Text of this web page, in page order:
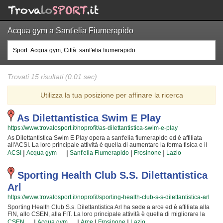
Acqua gym a Sant'elia Fiumerapido
Trovati 15 risultati (0.01 sec)
Utilizza la tua posizione per affinare la ricerca
As Dilettantistica Swim E Play
https://www.trovalosport.it/noprofit/as-dilettantistica-swim-e-play
As Dilettantistica Swim E Play opera a sant'elia fiumerapido ed è affiliata
all'ACSI. La loro principale attività è quella di aumentare la forma fisica e il
benessere delle persone organizzando corsi sul territorio (anche per
bambini e ragazzi). Le loro attività sono utili a sviluppare le capacità motorie
e fisiche ed a sono utili a il proprio aspetto fisico per conquistare una
maggior sicurezza individuale operando anche sulla propria autostima. I loro
docenti sono i più bravi della zona e si formano costantemente partecipando
alle lezioni {text_aff3} per assicurare la massima serenità e professionalità ai
loro iscritti. Il risultato e il divertimento che nascono facendo acqua gym
rendono questa attività davvero speciale, per cui, una volta che sarete partiti,
non potrete più farne a meno! Provateci!!! As Dilettantistica Swim E Play è
una grande comunità in cui potrai trovare un ambiente amichevole e sereno.
Se vuoi iscriverti o semplicemente informarti sui loro corsi puoi venire in sede
ACSI | Acqua gym | Sant'elia Fiumerapido | Frosinone | Lazio
Sporting Health Club S.s. Dilettantistica
Arl
https://www.trovalosport.it/noprofit/sporting-health-club-s-s-dilettantistica-arl
Sporting Health Club S.s. Dilettantistica Arl ha sede a arce ed è affiliata alla
FIN, allo CSEN, alla FIT. La loro principale attività è quella di migliorare la
forma fisica e il benessere delle persone organizzando corsi sul territorio